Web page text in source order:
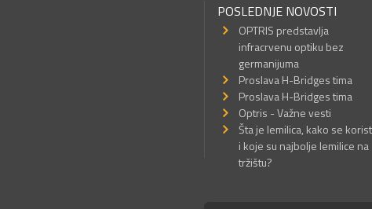
POSLEDNJE NOVOSTI
OPTRIS predstavlja
infracrvenu optiku bez
germanijuma
Proslava H-Bridges tima
Proslava H-Bridges tima
Optris - Važne vesti
Šta je lemilica, kako se
i koje su najbolje lemilice na
tržištu?